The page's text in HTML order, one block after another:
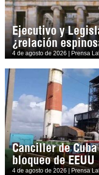
Ejecutivo y
¿relación
4 de agosto de 2026 | Prensa
Canciller de
bloqueo de EEUU
4 de agosto de 2026 | Prensa